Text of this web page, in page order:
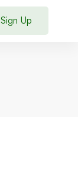
Sign Up